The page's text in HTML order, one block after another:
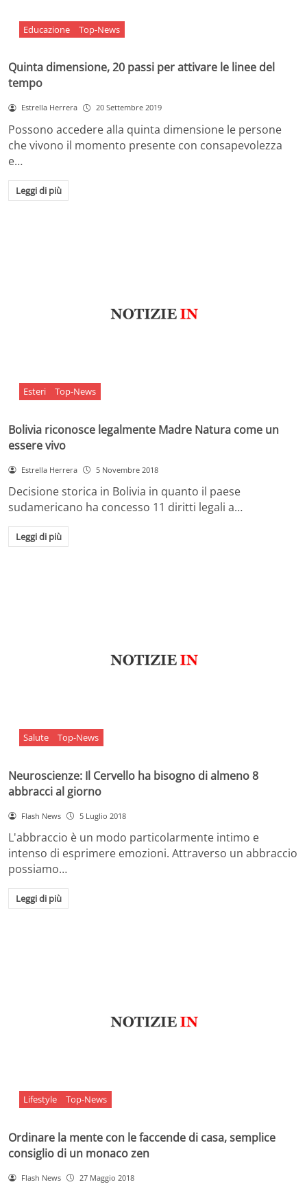
Educazione Top-News
Quinta dimensione, 20 passi per attivare le linee del
tempo
Estrella Herrera 20 Settembre 2019
Possono accedere alla quinta dimensione le persone
che vivono il momento presente con consapevolezza
e…
Leggi di più
Esteri Top-News
Bolivia riconosce legalmente Madre Natura come un
essere vivo
Estrella Herrera 5 Novembre 2018
Decisione storica in Bolivia in quanto il paese
sudamericano ha concesso 11 diritti legali a…
Leggi di più
Salute Top-News
Neuroscienze: Il Cervello ha bisogno di almeno 8
abbracci al giorno
Flash News 5 Luglio 2018
L'abbraccio è un modo particolarmente intimo e
intenso di esprimere emozioni. Attraverso un abbraccio
possiamo…
Leggi di più
Lifestyle Top-News
Ordinare la mente con le faccende di casa, semplice
consiglio di un monaco zen
Flash News 27 Maggio 2018